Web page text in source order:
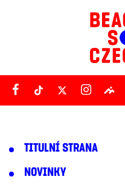
TITULNÍ STRANA
NOVINKY